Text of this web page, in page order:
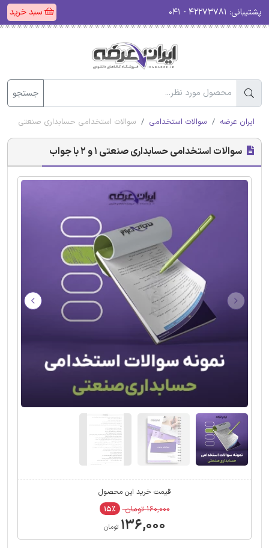
پشتیبانی: سبد خرید
جستجو
ایران عرضه سوالات استخدامی سوالات استخدامی حسابداری صنعتی 1 و 2 با جواب
سوالات استخدامی حسابداری صنعتی 1 و 2 با جواب
قیمت خرید این محصول
۱۶۰,۰۰۰ تومان ۱۵٪
۱۳۶,۰۰۰ تومان